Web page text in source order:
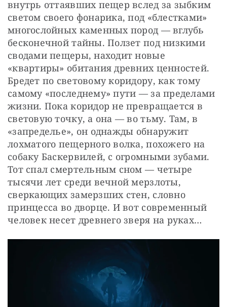
внутрь оттаявших пещер вслед за зыбким
светом своего фонарика, под «блестками»
многослойных каменных пород — вглубь
бесконечной тайны. Ползет под низкими
сводами пещеры, находит новые
«квартиры» обитания древних ценностей.
Бредет по световому коридору, как тому
самому «последнему» пути — за пределами
жизни. Пока коридор не превращается в
световую точку, а она — во тьму. Там, в
«запределье», он однажды обнаружит
лохматого пещерного волка, похожего на
собаку Баскервилей, с огромными зубами.
Тот спал смертельным сном — четыре
тысячи лет среди вечной мерзлоты,
сверкающих замерзших стен, словно
принцесса во дворце. И вот современный
человек несет древнего зверя на руках…